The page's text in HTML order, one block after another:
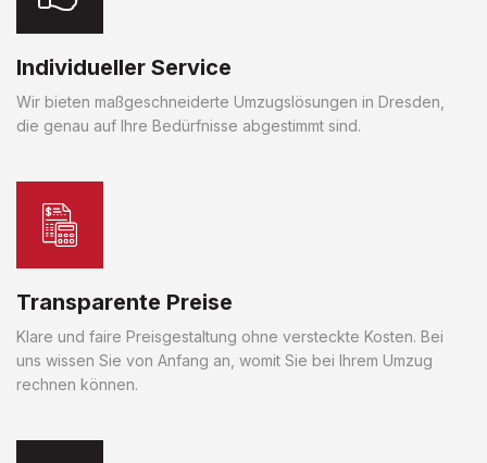
Individueller Service
Wir bieten maßgeschneiderte Umzugslösungen in Dresden,
die genau auf Ihre Bedürfnisse abgestimmt sind.
Transparente Preise
Klare und faire Preisgestaltung ohne versteckte Kosten. Bei
uns wissen Sie von Anfang an, womit Sie bei Ihrem Umzug
rechnen können.